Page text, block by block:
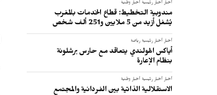
أخبار أخبار رئيسية أخبار وطنية
مندوبية التخطيط: قطاع الخدمات بالمغرب
يُشغل أزيد من 5 ملايين و251 ألف شخص
أخبار أخبار رئيسية رياضة
أياكس الهولندي يتعاقد مع حارس برشلونة
بنظام الإعارة
أخبار أخبار رئيسية أخبار وطنية
الاستقلالية الذاتية بين الفردانية والمجتمع